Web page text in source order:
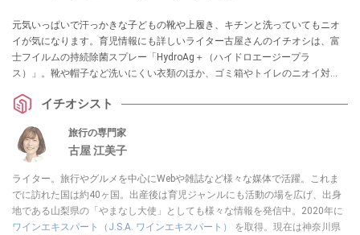
元気いっぱいで汗っかきな子どもの靴や上履き、キチンと洗っていてもニオ
イが気になります。育児情報にも詳しいライター古屋さんのイチオシは、富
士フイルムの持続除菌スプレー「HydroAg＋（ハイドロエージープラ
ス）」。靴や帽子など洗いにくい衣類のほか、ゴミ箱やトイレのニオイ対
イチオシスト
旅行の専門家
古屋 江美子
ライター。旅行やグルメを中心にWebや雑誌など様々な媒体で活躍。これま
でに訪れた国は約40ヶ国。出産後は育児ジャンルにも活動の場を広げ、出身
地である山梨県の「やまなし大使」としても様々な情報を発信中。2020年に
ワインエキスパート（J.S.A. ワインエキスパート） を取得。現在は神奈川県